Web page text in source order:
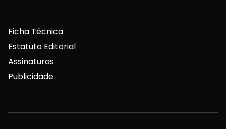
Ficha Técnica
Estatuto Editorial
Assinaturas
Publicidade